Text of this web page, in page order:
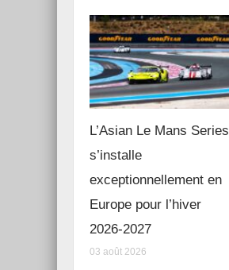
L’Asian Le Mans Series
s’installe
exceptionnellement en
Europe pour l’hiver
2026-2027
03 août 2026